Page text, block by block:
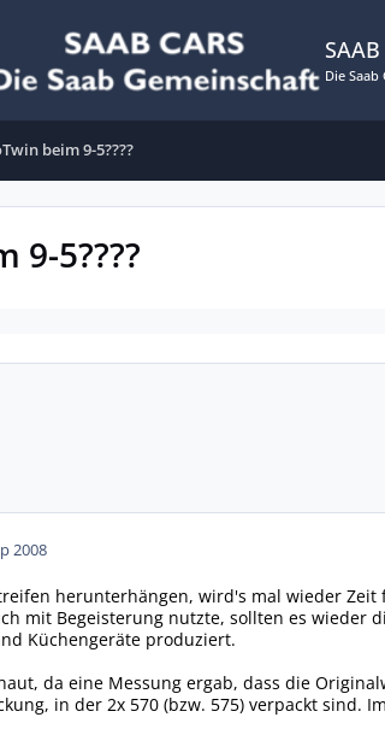
SAAB
Die
beim 9-5????
9-5????
2008
herunterhängen, wird's mal wieder Zeit
mit Begeisterung nutzte, sollten es wieder
Küchengeräte produziert.
da eine Messung ergab, dass die
in der 2x 570 (bzw. 575) verpackt sind.